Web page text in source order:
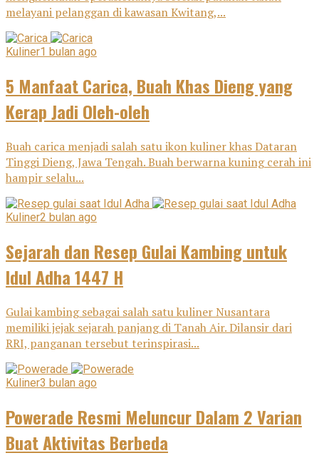
melayani pelanggan di kawasan Kwitang,...
Kuliner1 bulan ago
5 Manfaat Carica, Buah Khas Dieng yang
Kerap Jadi Oleh-oleh
Buah carica menjadi salah satu ikon kuliner khas Dataran
Tinggi Dieng, Jawa Tengah. Buah berwarna kuning cerah ini
hampir selalu...
Kuliner2 bulan ago
Sejarah dan Resep Gulai Kambing untuk
Idul Adha 1447 H
Gulai kambing sebagai salah satu kuliner Nusantara
memiliki jejak sejarah panjang di Tanah Air. Dilansir dari
RRI, panganan tersebut terinspirasi...
Kuliner3 bulan ago
Powerade Resmi Meluncur Dalam 2 Varian
Buat Aktivitas Berbeda